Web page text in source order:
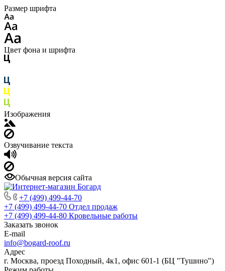
Размер шрифта
Цвет фона и шрифта
Изображения
Озвучивание текста
Обычная версия сайта
+7 (499) 499-44-70
+7 (499) 499-44-70 Отдел продаж
+7 (499) 499-44-80 Кровельные работы
Заказать звонок
E-mail
info@bogard-roof.ru
Адрес
г. Москва, проезд Походный, 4к1, офис 601-1 (БЦ "Тушино")